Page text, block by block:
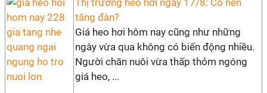
Thị trường heo hơi ngày 17/8: Có nên
tăng đàn?
Giá heo hơi hôm nay cũng như những
ngày vừa qua không có biến động nhiều.
Người chăn nuôi vừa thấp thỏm ngóng
giá heo, ...